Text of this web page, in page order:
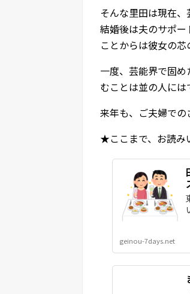
そんな里田は現在、
結婚後は夫のサポ
ことからは彼女の芯
一度、芸能界で固
むことは並の人には
来年も、ご夫婦での
★ここまで、お読み
geinou-7days.net